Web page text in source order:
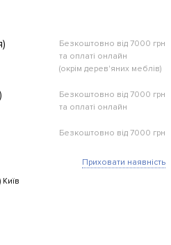
Безкоштовно від 7000 грн
та оплаті онлайн
(окрім дерев'яних меблів)
Безкоштовно від 7000 грн
та оплаті онлайн
Безкоштовно від 7000 грн
Київ
Приховати наявність